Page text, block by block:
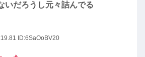
いだろうし元々詰んでる
ID:6SaOoBV20